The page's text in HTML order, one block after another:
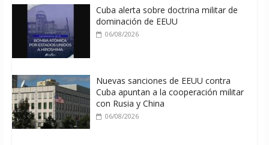
Cuba alerta sobre doctrina militar de
dominación de EEUU
06/08/2026
Nuevas sanciones de EEUU contra
Cuba apuntan a la cooperación militar
con Rusia y China
06/08/2026